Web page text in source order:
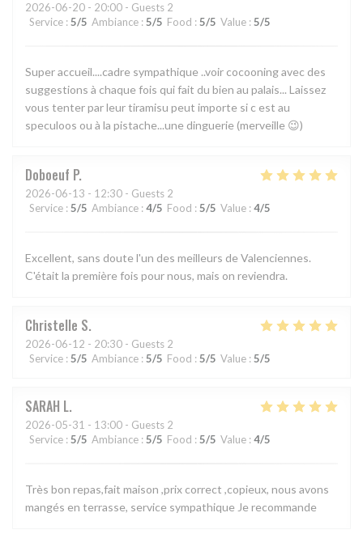
2026-06-20 - 20:00 - Guests 2
Service : 5/5 Ambiance : 5/5 Food : 5/5 Value : 5/5
Super accueil....cadre sympathique ..voir cocooning avec des
suggestions à chaque fois qui fait du bien au palais... Laissez
vous tenter par leur tiramisu peut importe si c est au
speculoos ou à la pistache...une dinguerie (merveille 😉)
Doboeuf P
2026-06-13 - 12:30 - Guests 2
Service : 5/5 Ambiance : 4/5 Food : 5/5 Value : 4/5
Excellent, sans doute l'un des meilleurs de Valenciennes.
C'était la première fois pour nous, mais on reviendra.
Christelle S
2026-06-12 - 20:30 - Guests 2
Service : 5/5 Ambiance : 5/5 Food : 5/5 Value : 5/5
SARAH L
2026-05-31 - 13:00 - Guests 2
Service : 5/5 Ambiance : 5/5 Food : 5/5 Value : 4/5
Très bon repas,fait maison ,prix correct ,copieux, nous avons
mangés en terrasse, service sympathique Je recommande